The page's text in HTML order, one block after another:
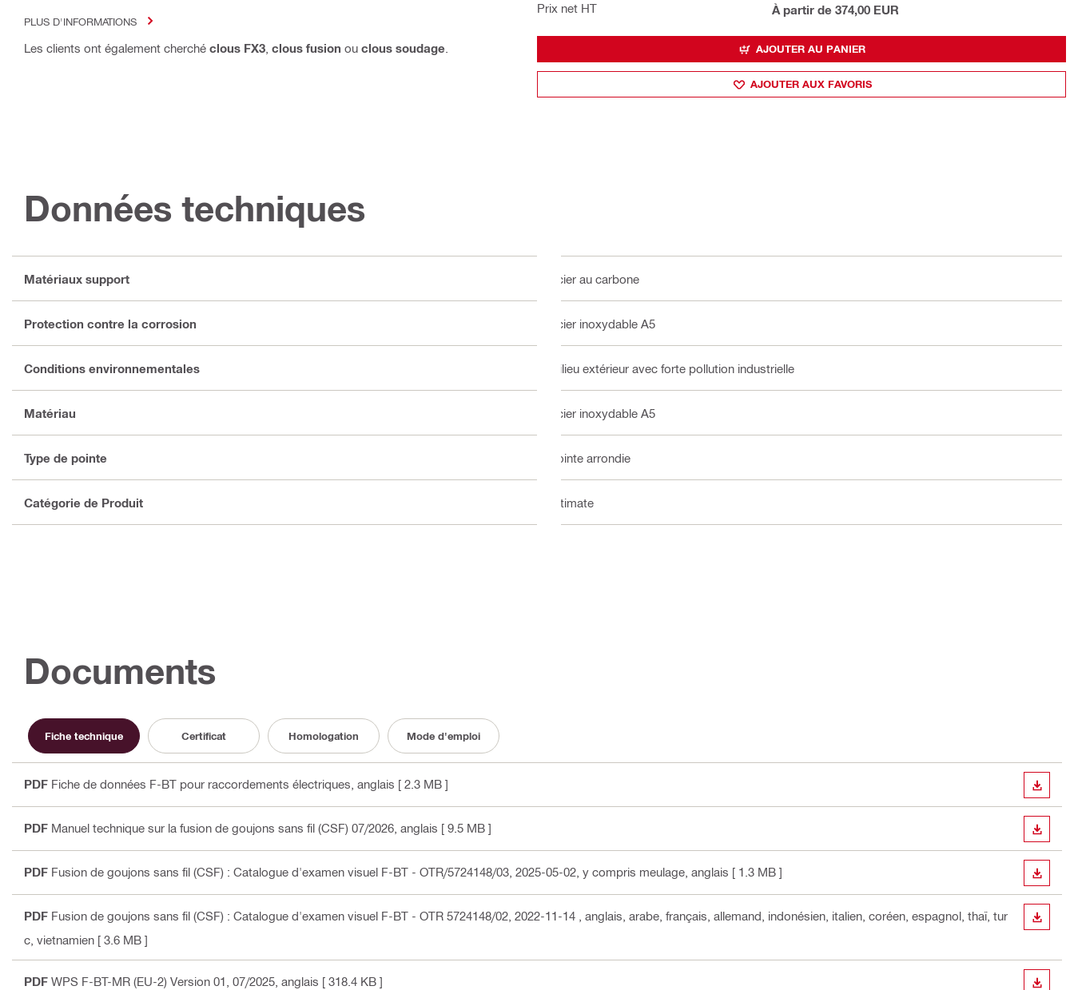
PLUS D'INFORMATIONS
Les clients ont également cherché clous FX3 clous fusion ou clous soudage
Prix net HT À partir de 374,00 EUR
AJOUTER AU PANIER
AJOUTER AUX FAVORIS
Données techniques
Matériaux support Acier au carbone
Protection contre la corrosion Acier inoxydable A5
Conditions environnementales milieu extérieur avec forte pollution industrielle
Matériau Acier inoxydable A5
Type de pointe Pointe arrondie
Catégorie de Produit Ultimate
Documents
Fiche technique Certificat Homologation Mode d'emploi
PDF Fiche de données F-BT pour raccordements électriques , anglais [ 2.3 MB ]
PDF Manuel technique sur la fusion de goujons sans fil (CSF) 07/2026 , anglais [ 9.5 MB ]
PDF Fusion de goujons sans fil (CSF) : Catalogue d'examen visuel F-BT - OTR/5724148/03, 2025-05-02, y compris meulage , anglais [ 1.3 MB ]
PDF Fusion de goujons sans fil (CSF) : Catalogue d'examen visuel F-BT - OTR 5724148/02, 2022-11-14
, anglais, arabe, français, allemand, indonésien, italien, coréen, espagnol, thaï, tur
c, vietnamien [ 3.6 MB ]
PDF WPS F-BT-MR (EU-2) Version 01, 07/2025 , anglais [ 318.4 KB ]